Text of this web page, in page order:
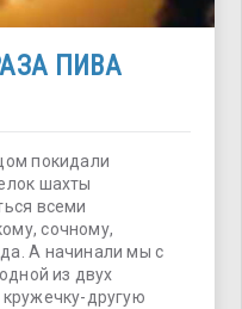
ПИВА
покидали
шахты
всеми
сочному,
А начинали мы с
из двух
другую